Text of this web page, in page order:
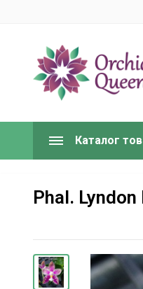
Каталог
Phal.